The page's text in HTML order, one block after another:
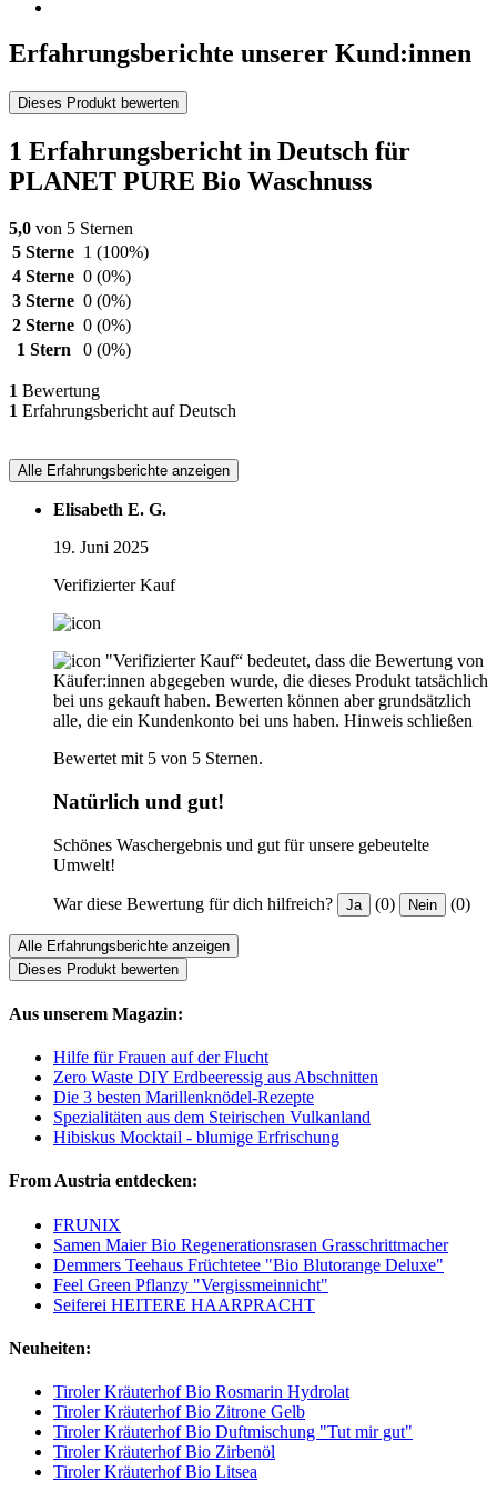
Erfahrungsberichte unserer Kund:innen
Dieses Produkt bewerten
1 Erfahrungsbericht in Deutsch für
PLANET PURE Bio Waschnuss
5,0 von 5 Sternen
5 Sterne 1 (100%)
4 Sterne 0 (0%)
3 Sterne 0 (0%)
2 Sterne 0 (0%)
1 Stern
0 (0%)
1 Bewertung
1 Erfahrungsbericht auf Deutsch
Alle Erfahrungsberichte anzeigen
Elisabeth E. G.
19. Juni 2025
Verifizierter Kauf
"Verifizierter Kauf“ bedeutet, dass die Bewertung von
Käufer:innen abgegeben wurde, die dieses Produkt tatsächlich
bei uns gekauft haben. Bewerten können aber grundsätzlich
alle, die ein Kundenkonto bei uns haben. Hinweis schließen
Bewertet mit 5 von 5 Sternen.
Natürlich und gut!
Schönes Waschergebnis und gut für unsere gebeutelte
Umwelt!
War diese Bewertung für dich hilfreich? Ja (0) Nein (0)
Alle Erfahrungsberichte anzeigen
Dieses Produkt bewerten
Aus unserem Magazin:
Hilfe für Frauen auf der Flucht
Zero Waste DIY Erdbeeressig aus Abschnitten
Die 3 besten Marillenknödel-Rezepte
Spezialitäten aus dem Steirischen Vulkanland
Hibiskus Mocktail - blumige Erfrischung
From Austria entdecken:
FRUNIX
Samen Maier Bio Regenerationsrasen Grasschrittmacher
Demmers Teehaus Früchtetee "Bio Blutorange Deluxe"
Feel Green Pflanzy "Vergissmeinnicht"
Seiferei HEITERE HAARPRACHT
Neuheiten:
Tiroler Kräuterhof Bio Rosmarin Hydrolat
Tiroler Kräuterhof Bio Zitrone Gelb
Tiroler Kräuterhof Bio Duftmischung "Tut mir gut"
Tiroler Kräuterhof Bio Zirbenöl
Tiroler Kräuterhof Bio Litsea